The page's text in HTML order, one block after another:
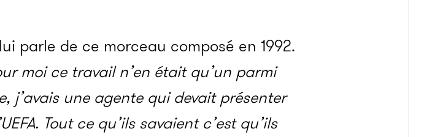
parle de ce morceau composé en 1992.
moi ce travail n’en était qu’un parmi
j’avais une agente qui devait présenter
Tout ce qu’ils savaient c’est qu’ils